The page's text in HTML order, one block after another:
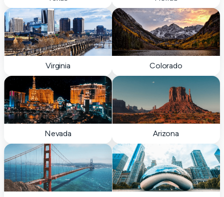
Virginia Colorado
Nevada Arizona